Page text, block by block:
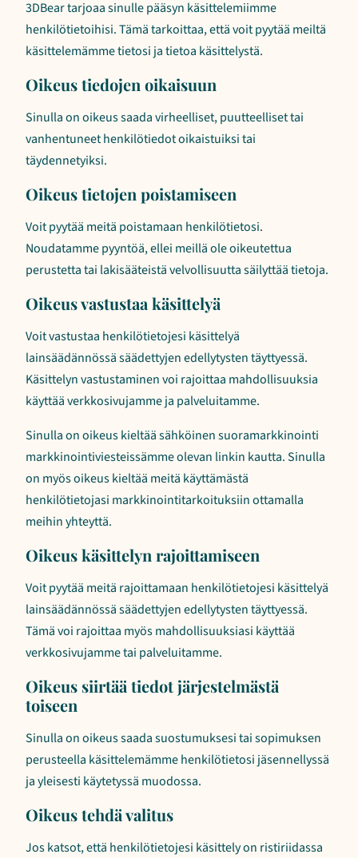
3DBear tarjoaa sinulle pääsyn käsittelemiimme
henkilötietoihisi. Tämä tarkoittaa, että voit pyytää meiltä
käsittelemämme tietosi ja tietoa käsittelystä.
Oikeus tiedojen oikaisuun
Sinulla on oikeus saada virheelliset, puutteelliset tai
vanhentuneet henkilötiedot oikaistuiksi tai
täydennetyiksi.
Oikeus tietojen poistamiseen
Voit pyytää meitä poistamaan henkilötietosi.
Noudatamme pyyntöä, ellei meillä ole oikeutettua
perustetta tai lakisääteistä velvollisuutta säilyttää tietoja.
Oikeus vastustaa käsittelyä
Voit vastustaa henkilötietojesi käsittelyä
lainsäädännössä säädettyjen edellytysten täyttyessä.
Käsittelyn vastustaminen voi rajoittaa mahdollisuuksia
käyttää verkkosivujamme ja palveluitamme.
Sinulla on oikeus kieltää sähköinen suoramarkkinointi
markkinointiviesteissämme olevan linkin kautta. Sinulla
on myös oikeus kieltää meitä käyttämästä
henkilötietojasi markkinointitarkoituksiin ottamalla
meihin yhteyttä.
Oikeus käsittelyn rajoittamiseen
Voit pyytää meitä rajoittamaan henkilötietojesi käsittelyä
lainsäädännössä säädettyjen edellytysten täyttyessä.
Tämä voi rajoittaa myös mahdollisuuksiasi käyttää
verkkosivujamme tai palveluitamme.
Oikeus siirtää tiedot järjestelmästä
toiseen
Sinulla on oikeus saada suostumuksesi tai sopimuksen
perusteella käsittelemämme henkilötietosi jäsennellyssä
ja yleisesti käytetyssä muodossa.
Oikeus tehdä valitus
Jos katsot, että henkilötietojesi käsittely on ristiriidassa